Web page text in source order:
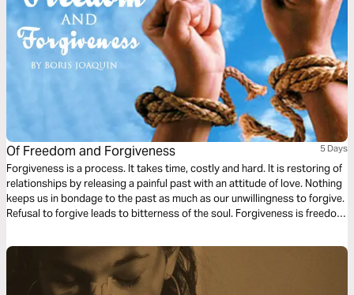
Of Freedom and Forgiveness 5 Days
Forgiveness is a process. It takes time, costly and hard. It is restoring of
relationships by releasing a painful past with an attitude of love. Nothing
keeps us in bondage to the past as much as our unwillingness to forgive.
Refusal to forgive leads to bitterness of the soul. Forgiveness is freedom
new beginnings – a restart.